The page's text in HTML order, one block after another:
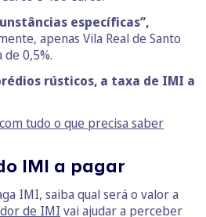
específicas”,
apenas Vila Real de Santo
0,5%.
rústicos, a taxa de IMI a
tudo o que precisa saber
IMI a pagar
IMI, saiba qual será o valor a
de IMI vai ajudar a perceber